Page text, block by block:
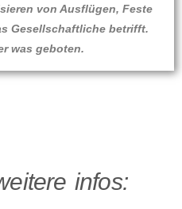
von Ausflügen, Feste
Gesellschaftliche betrifft.
was geboten.
infos: